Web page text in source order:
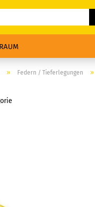
» Federn / Tieferlegungen »